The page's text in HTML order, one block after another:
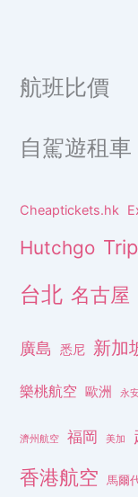
航班比價
自駕遊租車
Cheaptickets.hk
Hutchgo
台北 名古屋
廣島 悉尼 新加
樂桃航空 歐洲 永
濟州航空 福岡 美加
香港航空 馬爾